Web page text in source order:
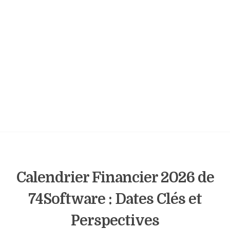
Calendrier Financier 2026 de
74Software : Dates Clés et
Perspectives